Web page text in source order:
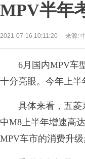
MPV半年
2021-07-16 10:11:20 来源:
6月国内MPV车型
十分亮眼。今年上半
具体来看，五菱系
中M8上半年增速高
MPV车市的消费升